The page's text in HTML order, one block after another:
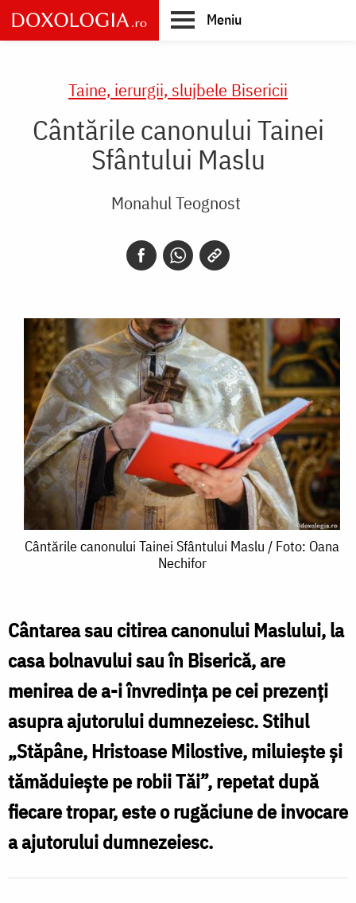
Skip
to
main
Meniu
Taine, ierurgii, slujbele Bisericii
Cântările canonului Tainei
Sfântului Maslu
Monahul Teognost
Cântările
Sfântului
Maslu
/
Oana
Nechifor
Cântările canonului Tainei Sfântului Maslu / Foto: Oana
Nechifor
Cântarea sau citirea canonului Maslului, la
casa bolnavului sau în Biserică, are
menirea de a-i învredința pe cei prezenți
asupra ajutorului dumnezeiesc. Stihul
„Stăpâne, Hristoase Milostive, miluiește și
tămăduiește pe robii Tăi”, repetat după
fiecare tropar, este o rugăciune de invocare
a ajutorului dumnezeiesc.